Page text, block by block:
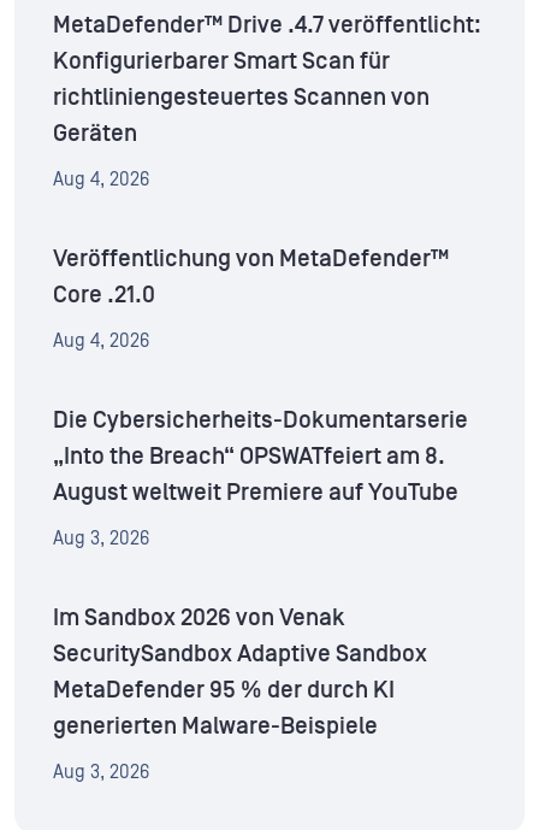
MetaDefender™ Drive .4.7 veröffentlicht:
Konfigurierbarer Smart Scan für
richtliniengesteuertes Scannen von
Geräten
Aug 4, 2026
Veröffentlichung von MetaDefender™
Core .21.0
Aug 4, 2026
Die Cybersicherheits-Dokumentarserie
„Into the Breach“ OPSWATfeiert am 8.
August weltweit Premiere auf YouTube
Aug 3, 2026
Im Sandbox 2026 von Venak
SecuritySandbox Adaptive Sandbox
MetaDefender 95 % der durch KI
generierten Malware-Beispiele
Aug 3, 2026